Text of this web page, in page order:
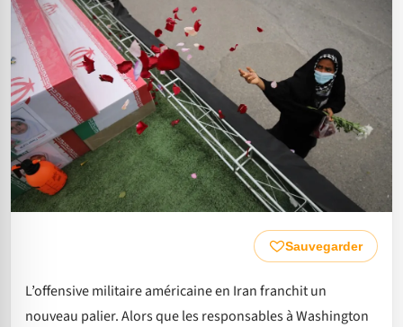
Sauvegarder
L’offensive militaire américaine en Iran franchit un
nouveau palier. Alors que les responsables à Washington